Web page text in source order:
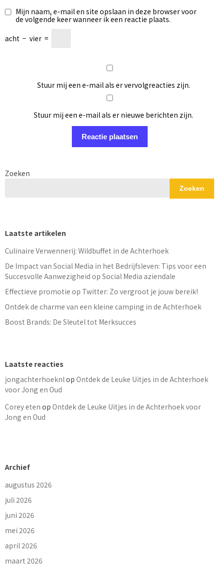
Mijn naam, e-mail en site opslaan in deze browser voor
de volgende keer wanneer ik een reactie plaats.
acht − vier =
Stuur mij een e-mail als er vervolgreacties zijn.
Stuur mij een e-mail als er nieuwe berichten zijn.
Zoeken
Zoeken
Laatste artikelen
Culinaire Verwennerij: Wildbuffet in de Achterhoek
De Impact van Social Media in het Bedrijfsleven: Tips voor een
Succesvolle Aanwezigheid op Social Media aziendale
Effectieve promotie op Twitter: Zo vergroot je jouw bereik!
Ontdek de charme van een kleine camping in de Achterhoek
Boost Brands: De Sleutel tot Merksucces
Laatste reacties
jongachterhoeknl op Ontdek de Leuke Uitjes in de Achterhoek
voor Jong en Oud
Corey eten op Ontdek de Leuke Uitjes in de Achterhoek voor
Jong en Oud
Archief
augustus 2026
juli 2026
juni 2026
mei 2026
april 2026
maart 2026